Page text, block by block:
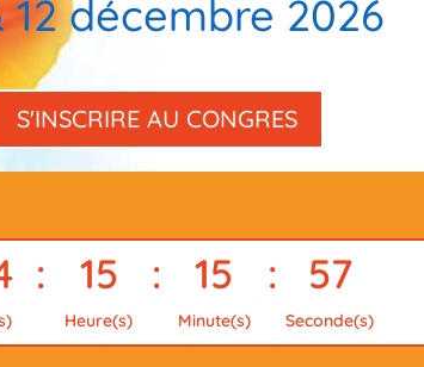
12 décembre 2026
S'INSCRIRE AU CONGRES
: 15
Heure(s)
: 15
Minute(s)
: 56
Seconde(s)